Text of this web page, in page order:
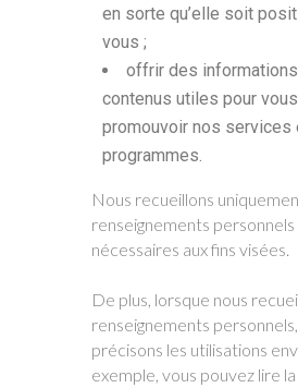
en sorte qu’elle soit
vous ;
offrir des
contenus utiles pour
promouvoir nos services
programmes.
Nous recueillons
renseignements
nécessaires aux fins visées.
De plus, lorsque nous
renseignements
précisons les utilisations
exemple, vous pouvez lire la